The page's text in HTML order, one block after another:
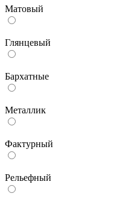
Матовый
Глянцевый
Бархатные
Металлик
Фактурный
Рельефный